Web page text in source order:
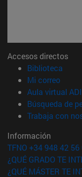
Accesos directos
Biblioteca
Mi correo(abre
Aula virtual ADI
Búsqueda de
Trabaja con
Información
TFNO +34 948 42 56
¿QUÉ GRADO TE
¿QUÉ MÁSTER TE